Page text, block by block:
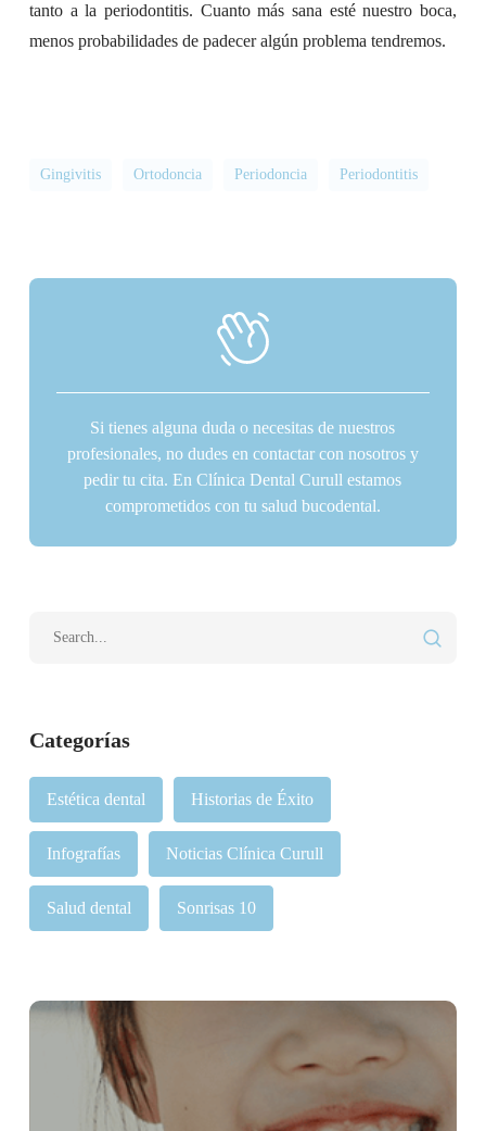
Categorías
Estética dental Historias de Éxito
Infografías Noticias Clínica Curull
Salud dental Sonrisas 10
tanto a la periodontitis. Cuanto más sana esté nuestro boca,
menos probabilidades de padecer algún problema tendremos.
Gingivitis Ortodoncia Periodoncia Periodontitis
Si tienes alguna duda o necesitas de nuestros
profesionales, no dudes en contactar con nosotros y
pedir tu cita. En Clínica Dental Curull estamos
comprometidos con tu salud bucodental.